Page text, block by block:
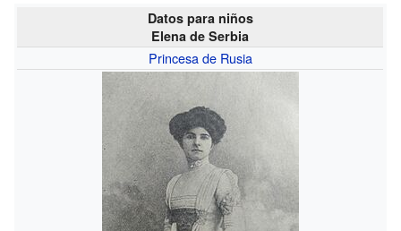
Datos para niños
Elena de Serbia
Princesa de Rusia